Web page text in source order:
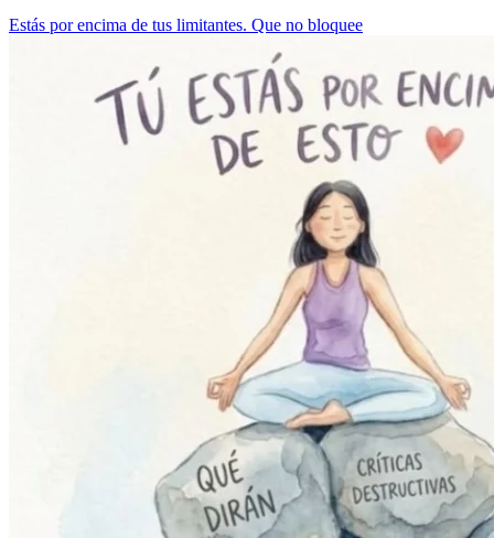
Estás por encima de tus limitantes. Que no bloquee